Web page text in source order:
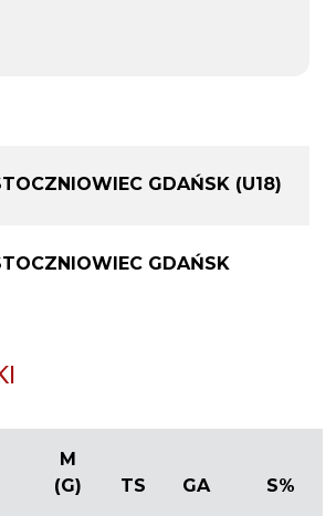
GDAŃSK (U18)
GDAŃSK
M
(G)
TS GA S%